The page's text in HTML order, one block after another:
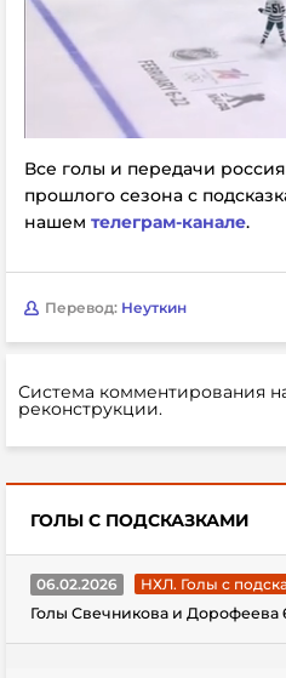
Все голы и передачи
прошлого сезона с
нашем телеграм-канале.
Перевод: Неуткин
Система комментирования
реконструкции.
ГОЛЫ С ПОДСКАЗКАМИ
06.02.2026
НХЛ. Голы с
Голы Свечникова и Дорофеева